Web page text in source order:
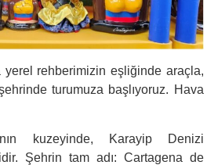
yerel rehberimizin eşliğinde araçla,
turumuza başlıyoruz. Hava
kuzeyinde, Karayip Denizi
Şehrin tam adı: Cartagena de